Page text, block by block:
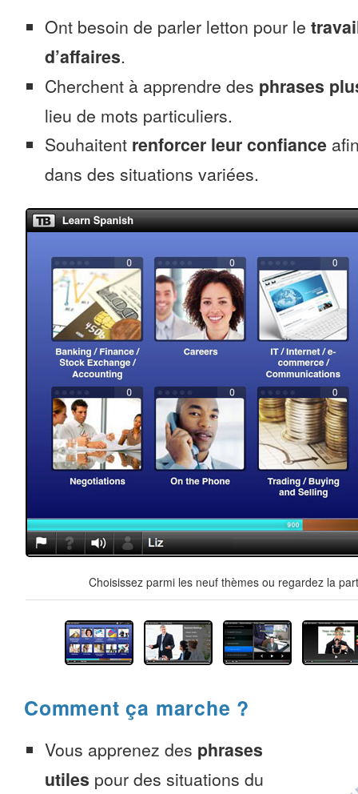
Ont besoin de parler letton pour le
d’affaires.
Cherchent à apprendre des phrases
lieu de mots particuliers.
Souhaitent renforcer leur confiance
dans des situations variées.
Choisissez parmi les neuf thèmes ou regardez la
Comment ça marche ?
Vous apprenez des phrases
utiles pour des situations du